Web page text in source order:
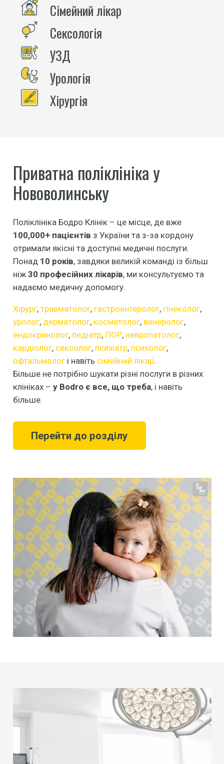
Сімейний лікар
Сексологія
УЗД
Урологія
Хірургія
Приватна поліклініка у
Нововолинську
Поліклініка Бодро Клінік – це місце, де вже
100,000+ пацієнтів з України та з-за кордону
отримали якісні та доступні медичні послуги.
Понад 10 років, завдяки великій команді із більш
ніж 30 професійних лікарів, ми консультуємо та
надаємо медичну допомогу.
Хірург, травматолог, гастроентеролог, гінеколог,
уролог, дерматолог, косметолог, венеролог,
ендокринолог, педіатр, ЛОР, невропатолог,
кардіолог, сексолог, психіатр, психолог,
офтальмологі навіть сімейний лікар.
Більше не потрібно шукати різні послуги в різних
клініках – у Bodro є все, що треба, і навіть
більше.
Перейти до розділу